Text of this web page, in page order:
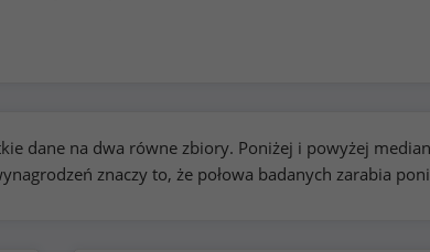
dane na dwa równe zbiory. Poniżej i powyżej
znaczy to, że połowa badanych zarabia